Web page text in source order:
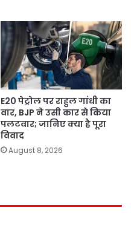
E20 पेट्रोल पर राहुल गांधी का
वार, BJP ने उसी कार से किया
पलटवार; जानिए क्या है पूरा
विवाद
August 8, 2026